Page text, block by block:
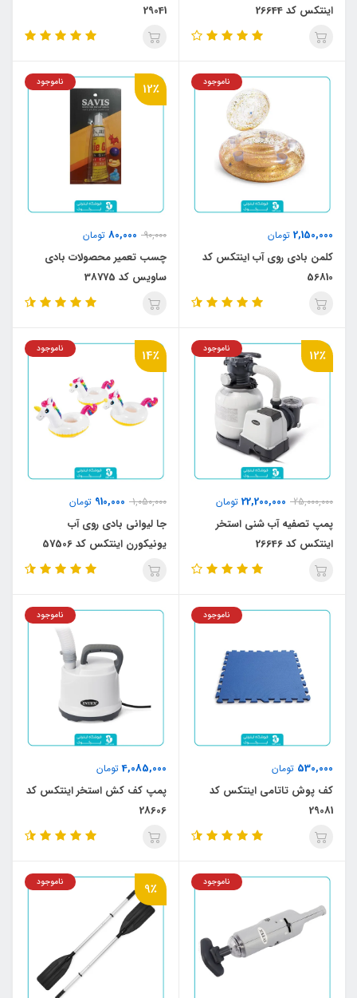
اینتکس کد 26644
29041
2,150,000 تومان
ناموجود
کلمن بادی روی آب اینتکس کد
56810
12٪
90,000
80,000 تومان
ناموجود
چسب تعمیر محصولات بادی
ساویس کد 38775
12٪
25,000,000
22,200,000 تومان
ناموجود
پمپ تصفیه آب شنی استخر
اینتکس کد 26646
14٪
1,050,000
910,000 تومان
ناموجود
جا لیوانی بادی روی آب
یونیکورن اینتکس کد 57506
530,000 تومان
ناموجود
کف پوش تاتامی اینتکس کد
29081
4,085,000تومان
ناموجود
پمپ کف کش استخر اینتکس کد
28606
ناموجود 9٪ ناموجود